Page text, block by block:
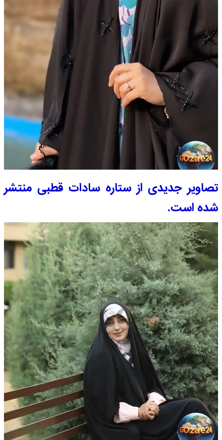
تصاویر جدیدی از ستاره سادات قطبی منتشر
شده است.